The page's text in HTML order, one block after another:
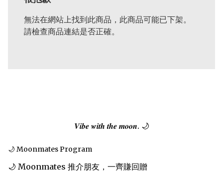
無法在網站上找到此商品，此商品可能已下架。
請檢查商品連結是否正確。
𝑽𝒊𝒃𝒆 𝒘𝒊𝒕𝒉 𝒕𝒉𝒆 𝒎𝒐𝒐𝒏. 🌙
🌙 Moonmates Program
🌙 Moonmates 推介朋友，一齊賺回贈